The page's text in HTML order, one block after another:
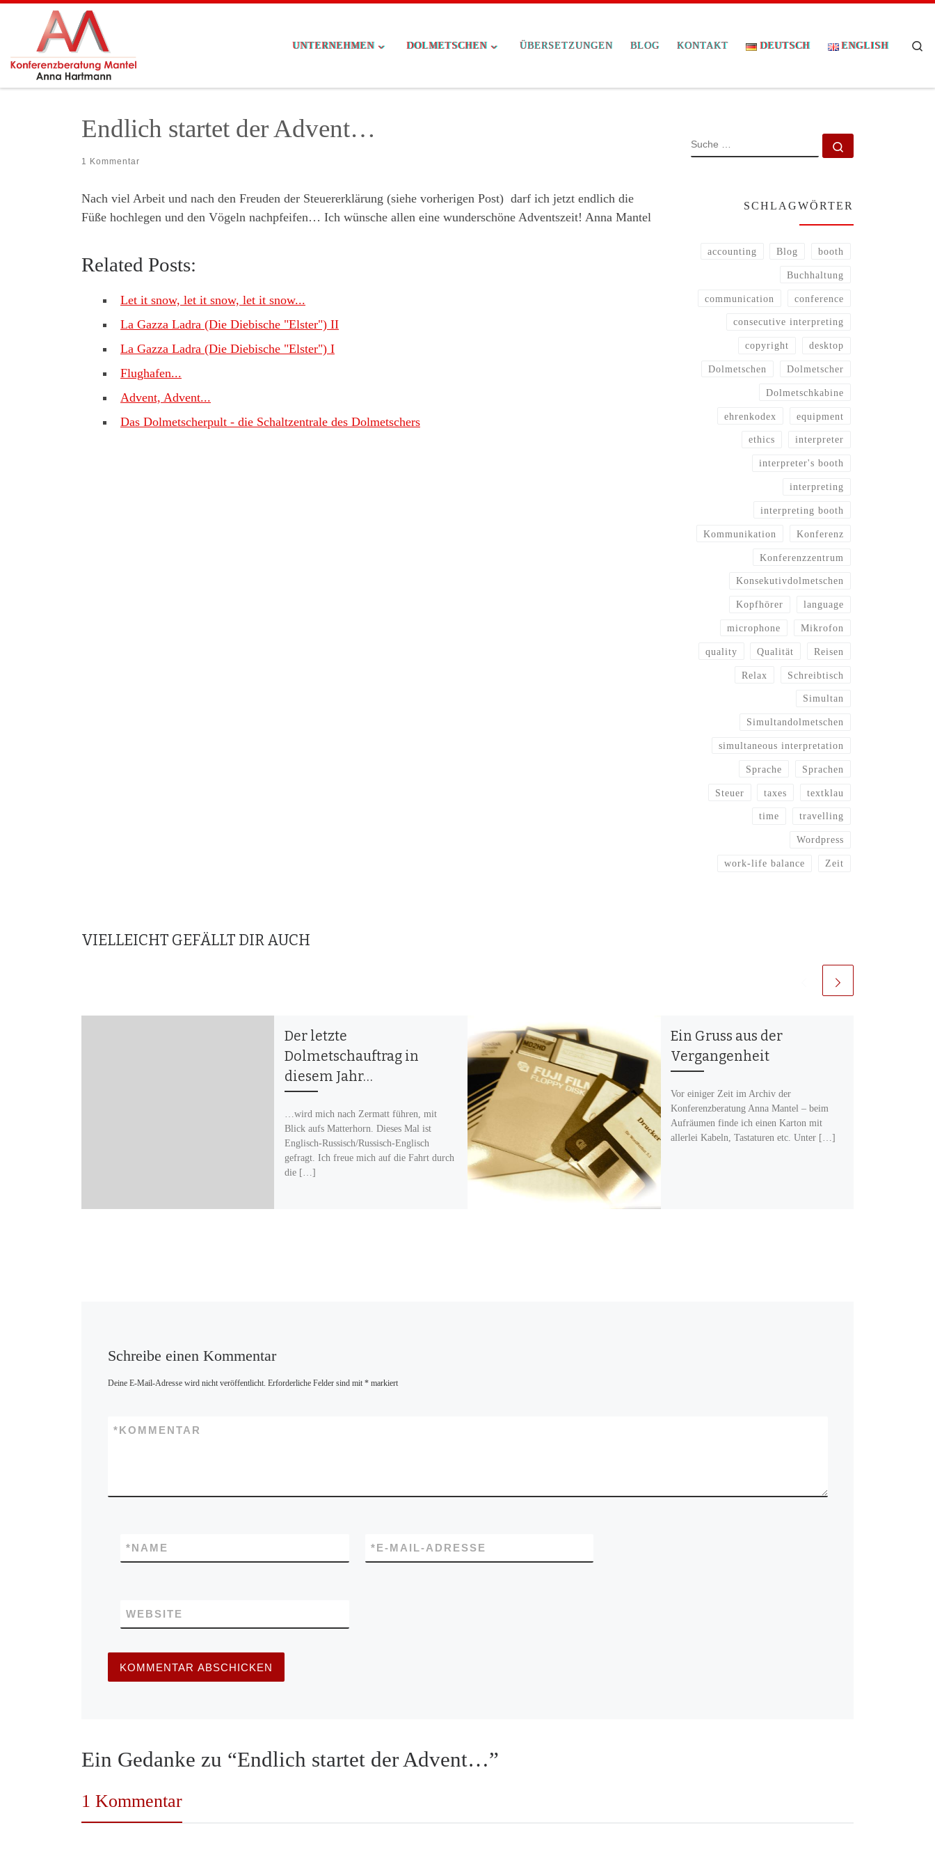
Zum Inhalt springen
UNTERNEHMEN DOLMETSCHEN ÜBERSETZUNGEN BLOG KONTAKT DEUTSCH ENGLISH
Endlich startet der Advent…
1 Kommentar
Nach viel Arbeit und nach den Freuden der Steuererklärung (siehe vorherigen Post) darf ich jetzt endlich die
Füße hochlegen und den Vögeln nachpfeifen… Ich wünsche allen eine wunderschöne Adventszeit! Anna Mantel
Related Posts:
Let it snow, let it snow, let it snow...
La Gazza Ladra (Die Diebische "Elster") II
La Gazza Ladra (Die Diebische "Elster") I
Flughafen...
Advent, Advent...
Das Dolmetscherpult - die Schaltzentrale des Dolmetschers
VIELLEICHT GEFÄLLT DIR AUCH
Der letzte
Dolmetschauftrag in
diesem Jahr…
…wird mich nach Zermatt führen, mit
Blick aufs Matterhorn. Dieses Mal ist
Englisch-Russisch/Russisch-Englisch
gefragt. Ich freue mich auf die Fahrt durch
die […]
Ein Gruss aus der
Vergangenheit
Vor einiger Zeit im Archiv der
Konferenzberatung Anna Mantel – beim
Aufräumen finde ich einen Karton mit
allerlei Kabeln, Tastaturen etc. Unter […]
Schreibe einen Kommentar
Deine E-Mail-Adresse wird nicht veröffentlicht. Erforderliche Felder sind mit *markiert
KOMMENTAR
*
NAME
* E-MAIL-ADRESSE
*
WEBSITE
Ein Gedanke zu “Endlich startet der Advent…”
1 Kommentar
SUCHE
SCHLAGWÖRTER
accounting Blog booth
Buchhaltung
communication conference
consecutive interpreting
copyright desktop
Dolmetschen Dolmetscher
Dolmetschkabine
ehrenkodex equipment
ethics interpreter
interpreter's booth
interpreting
interpreting booth
Kommunikation Konferenz
Konferenzzentrum
Konsekutivdolmetschen
Kopfhörer language
microphone Mikrofon
quality Qualität Reisen
Relax Schreibtisch
Simultan
Simultandolmetschen
simultaneous interpretation
Sprache Sprachen
Steuer taxes textklau
time travelling
Wordpress
work-life balance Zeit